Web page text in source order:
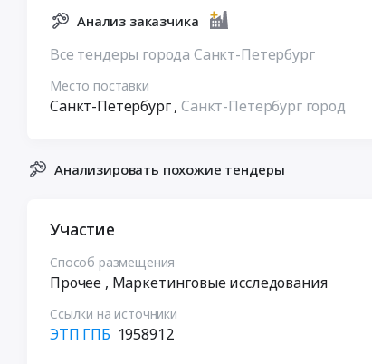
Анализ заказчика
Все тендеры города Санкт-Петербург
Место поставки
Санкт-Петербург,Санкт-Петербург город
Анализировать похожие тендеры
Участие
Способ размещения
Прочее , Маркетинговые исследования
Ссылки на источники
ЭТП ГПБ 1958912